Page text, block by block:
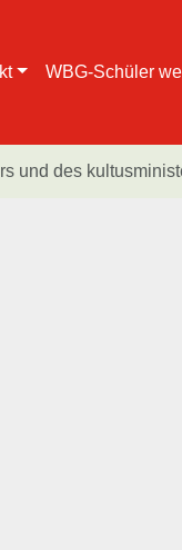
WBG-Schüler
und des